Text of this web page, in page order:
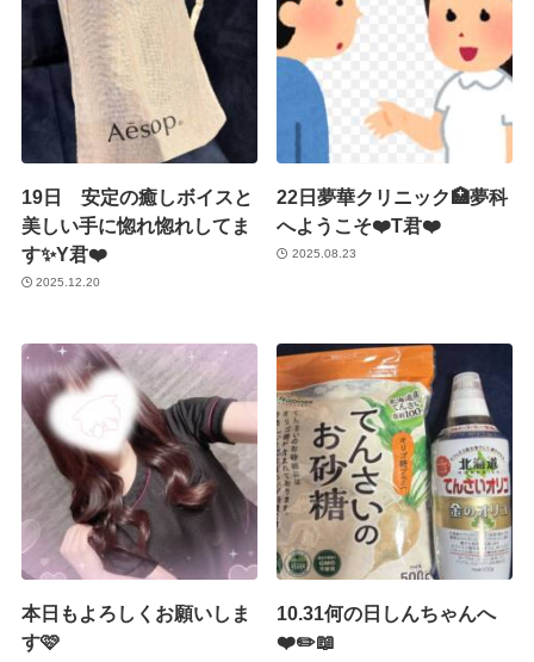
19日 安定の癒しボイスと
美しい手に惚れ惚れしてま
す✨Y君❤️
2025.12.20
22日夢華クリニック🏥夢科
へようこそ❤️T君❤️
2025.08.23
本日もよろしくお願いしま
す🩷
10.31何の日しんちゃんへ
❤️✏️📖